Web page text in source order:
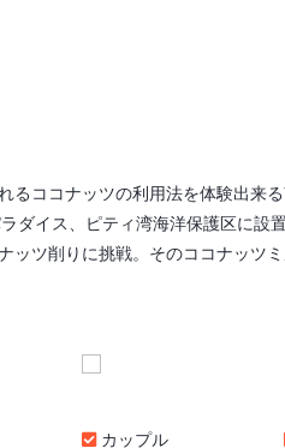
ココナッツの利用法を体験出来る
イス、ピティ湾海洋保護区に設
ツ削りに挑戦。そのココナッツ
カップル